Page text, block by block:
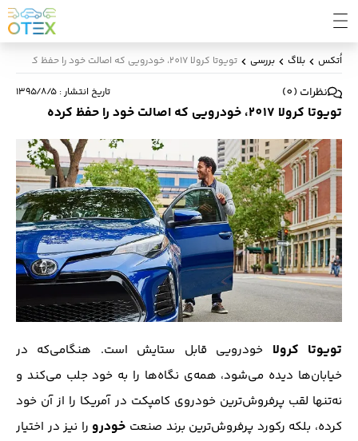
اُتکس بلاگ بررسی تویوتا کرولا 2017، خودرویی که اصالت خود را حفظ کرده
نظرات (
0
) تاریخ انتشار: ۱۳۹۵/۸/۵
تویوتا کرولا 2017، خودرویی که اصالت خود را حفظ کرده
تویوتا کرولا خودرویی قابل ستایش است. هنگامی‌که در
خیابان‌ها دیده می‌شود، همه‌ی نگاه‌ها را به خود جلب می‌کند و
نه‌تنها لقب پرفروش‌ترین خودروی کامپکت در آمریکا را از آن خود
کرده، بلکه رکورد پرفروش‌ترین برند صنعت خودرو را نیز در اختیار